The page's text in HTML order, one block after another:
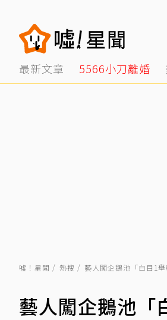
最新文章 5566小刀離婚
噓！星聞 熱搜 藝人闖企鵝池「白目1
藝人闖企鵝池